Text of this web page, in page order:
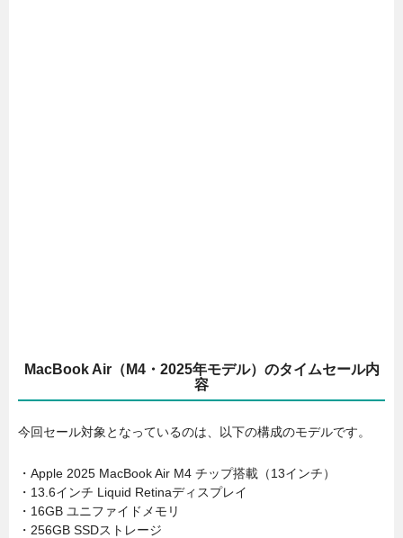
MacBook Air（M4・2025年モデル）のタイムセール内
容
今回セール対象となっているのは、以下の構成のモデルです。
・Apple 2025 MacBook Air M4 チップ搭載（13インチ）
・13.6インチ Liquid Retinaディスプレイ
・16GB ユニファイドメモリ
・256GB SSDストレージ